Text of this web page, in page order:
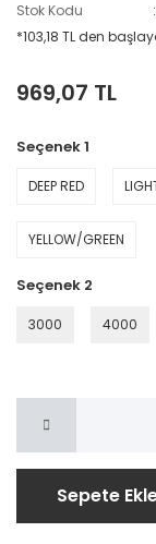
Stok Kodu
*103,18 TL den
969,07 TL
Seçenek 1
DEEP RED
YELLOW/GREEN
Seçenek 2
3000 4000
Sepete